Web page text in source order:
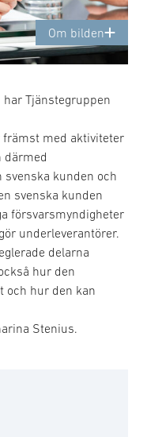
Om bilden
Tjänstegruppen
med aktiviteter
därmed
kunden och
svenska kunden
försvarsmyndigheter
underleverantörer.
delarna
hur den
och hur den kan
Stenius.